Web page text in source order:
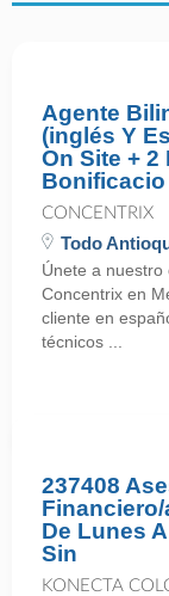
Agente
(inglés Y
On Site + 2
Bonificacio
CONCENTRIX
Todo
Únete a nuestro
Concentrix en
cliente en
técnicos ...
237408
Financiero/
De Lunes
Sin
KONECTA